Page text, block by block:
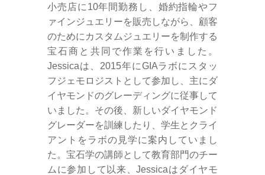
小売店に10年間勤務し、婚約指輪やフ
ァインジュエリーを販売しながら、顧客
のためにカスタムジュエリーを制作する
宝石商と共同で作業を行いました。
Jessicaは、2015年にGIAラボにスタッ
フジェモロジストとして参加し、主にダ
イヤモンドのグレーディングに従事して
いました。その後、新しいダイヤモンド
グレーダーを訓練したり、学生とクライ
アントをラボの見学に案内していまし
た。宝石学の講師として教育部門のチー
ムに参加して以来、Jessicaはダイヤモ